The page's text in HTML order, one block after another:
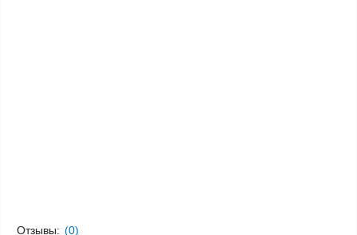
Отзывы: (0)